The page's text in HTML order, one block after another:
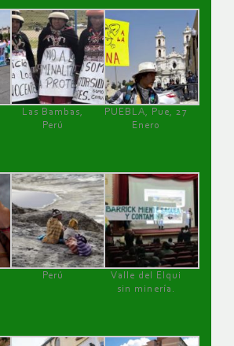
Las Bambas,
Perú
PUEBLA, Pue, 27
Enero
Perú
Valle del Elqui
sin minería.